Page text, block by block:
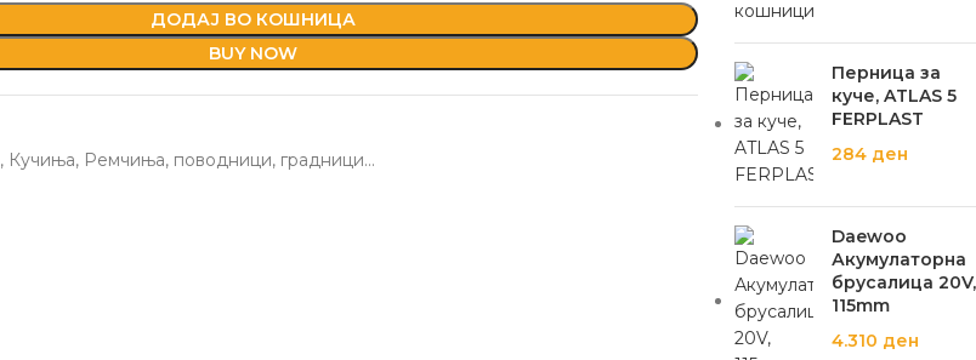
ДОДАЈ ВО КОШНИЦА
BUY NOW
, Кучиња, Ремчиња, поводници, градници...
Перница за
куче, ATLAS 5
FERPLAST
284 ден
Daewoo
Акумулаторна
брусалица 20V,
115mm
4.310 ден